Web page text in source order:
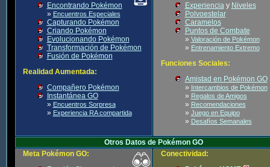
Encontrando Pokémon
» Encuentros Especiales
Capturando Pokémon
Criando Pokémon
Evolucionando Pokémon
Transformación de Pokémon
Fusión de Pokémon
Realidad Aumentada:
Compañero Pokémon
Instantánea GO
» Encuentros Sorpresa
» Experiencia RA compartida
Experienciay Niveles
Polvoestelar
Caramelos
Puntos de Combate
» Valoración de Pokémon
» Entrenamiento Extremo
Funciones Sociales:
Amistad en Pokémon GO
» Intercambios de Pokémon
» Regalos de Amigos
» Recomendaciones
» Juego en Equipo
» Desafíos Semanales
Otros Datos de Pokémon GO
Meta Pokémon GO:
Conectividad: